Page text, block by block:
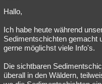
Spiritualität
Natur Umfragen
weitere Rubriken
Astronomie Helpdesk
Hallo,
Ich habe heute während
Sedimentschichten gemacht
gerne möglichst viele Info's.
Die sichtbaren
überall in den Wäldern,